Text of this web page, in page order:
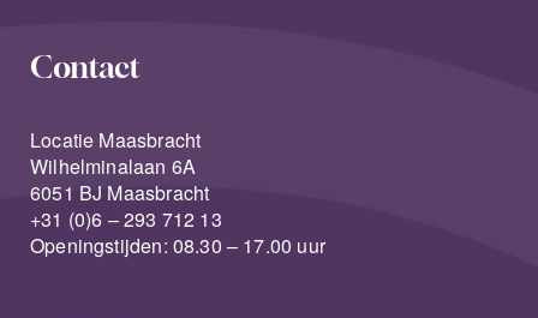
Contact
Locatie Maasbracht
Wilhelminalaan 6A
6051 BJ Maasbracht
+31 (0)6 – 293 712 13
Openingstijden: 08.30 – 17.00 uur